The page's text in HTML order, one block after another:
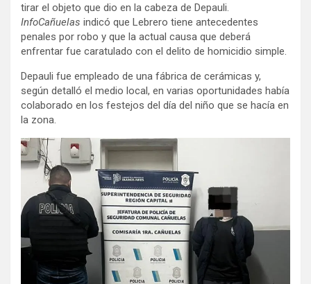
tirar el objeto que dio en la cabeza de Depauli.
InfoCañuelas indicó que Lebrero tiene antecedentes
penales por robo y que la actual causa que deberá
enfrentar fue caratulado con el delito de homicidio simple.
Depauli fue empleado de una fábrica de cerámicas y,
según detalló el medio local, en varias oportunidades había
colaborado en los festejos del día del niño que se hacía en
la zona.